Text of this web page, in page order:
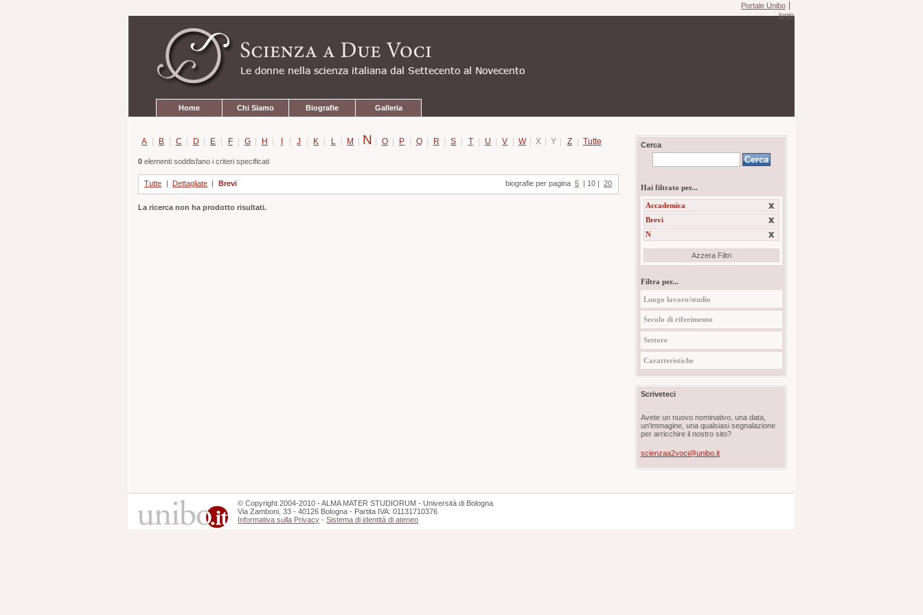
contenuti.
navigazione
Portale Unibo
login
Home Chi Siamo Biografie Galleria
A | B | C | D | E | F | G | H | I | J | K | L | M | N | O | P | Q | R | S | T | U | V | W | X | Y | Z | Tutte
0elementi soddisfano i criteri specificati
Tutte Dettagliate Brevi biografie per pagina 5 10 20
La ricerca non ha prodotto risultati.
Cerca
Hai filtrato per...
Accademica
Brevi
N
Azzera Filtri
Filtra per...
Luogo lavoro/studio
Secolo di riferimento
Settore
Caratteristiche
Scriveteci
Avete un nuovo nominativo, una data,
un'immagine, una qualsiasi segnalazione
per arricchire il nostro sito?
scienzaa2voci@unibo.it
©Copyright 2004-2010 - ALMA MATER STUDIORUM - Università di Bologna
Via Zamboni, 33 - 40126 Bologna - Partita IVA: 01131710376
Informativa sulla Privacy -Sistema di identità di ateneo